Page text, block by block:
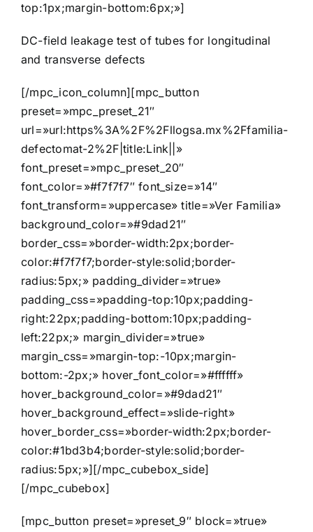
top:1px;margin-bottom:6px;»]
DC-field leakage test of tubes for longitudinal
and transverse defects
[/mpc_icon_column][mpc_button
preset=»mpc_preset_21″
url=»url:https%3A%2F%2Fllogsa.mx%2Ffamilia-
defectomat-2%2F|title:Link||»
font_preset=»mpc_preset_20″
font_color=»#f7f7f7″ font_size=»14″
font_transform=»uppercase» title=»Ver Familia»
background_color=»#9dad21″
border_css=»border-width:2px;border-
color:#f7f7f7;border-style:solid;border-
radius:5px;» padding_divider=»true»
padding_css=»padding-top:10px;padding-
right:22px;padding-bottom:10px;padding-
left:22px;» margin_divider=»true»
margin_css=»margin-top:-10px;margin-
bottom:-2px;» hover_font_color=»#ffffff»
hover_background_color=»#9dad21″
hover_background_effect=»slide-right»
hover_border_css=»border-width:2px;border-
color:#1bd3b4;border-style:solid;border-
radius:5px;»][/mpc_cubebox_side]
[/mpc_cubebox]
[mpc_button preset=»preset_9″ block=»true»